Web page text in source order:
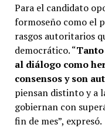
Para el candidato
formoseño como el
rasgos autoritarios
democrático. “
al diálogo como
consensos y son
piensan distinto y a
gobiernan con
fin de mes”, expresó.